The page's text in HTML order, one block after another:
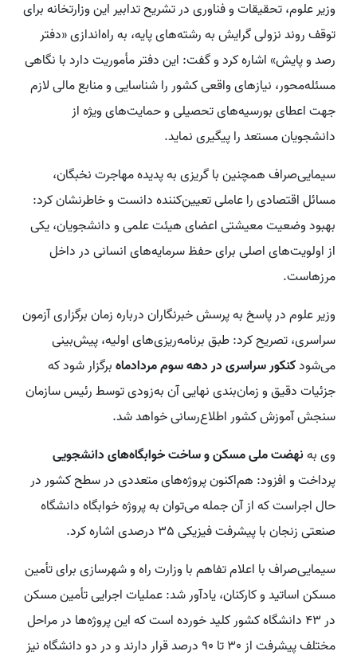
وزیر علوم، تحقیقات و فناوری در تشریح تدابیر این وزارتخانه برای
توقف روند نزولی گرایش به رشته‌های پایه، به راه‌اندازی «دفتر
رصد و پایش» اشاره کرد و گفت: این دفتر مأموریت دارد با نگاهی
مسئله‌محور، نیازهای واقعی کشور را شناسایی و منابع مالی لازم
جهت اعطای بورسیه‌های تحصیلی و حمایت‌های ویژه از
دانشجویان مستعد را پیگیری نماید.
سیمایی‌صراف همچنین با گریزی به پدیده مهاجرت نخبگان،
مسائل اقتصادی را عاملی تعیین‌کننده دانست و خاطرنشان کرد:
بهبود وضعیت معیشتی اعضای هیئت علمی و دانشجویان، یکی
از اولویت‌های اصلی برای حفظ سرمایه‌های انسانی در داخل
مرزهاست.
وزیر علوم در پاسخ به پرسش خبرنگاران درباره زمان برگزاری آزمون
سراسری، تصریح کرد: طبق برنامه‌ریزی‌های اولیه، پیش‌بینی
می‌شودکنکور سراسری در دهه سوم مردادماهبرگزار شود که
جزئیات دقیق و زمان‌بندی نهایی آن به‌زودی توسط رئیس سازمان
سنجش آموزش کشور اطلاع‌رسانی خواهد شد.
وی بهنهضت ملی مسکن و ساخت خوابگاه‌های دانشجویی
پرداخت و افزود: هم‌اکنون پروژه‌های متعددی در سطح کشور در
حال اجراست که از آن جمله می‌توان به پروژه خوابگاه دانشگاه
صنعتی زنجان با پیشرفت فیزیکی 35 درصدی اشاره کرد.
سیمایی‌صراف با اعلام تفاهم با وزارت راه و شهرسازی برای تأمین
مسکن اساتید و کارکنان، یادآور شد: عملیات اجرایی تأمین مسکن
در 43 دانشگاه کشور کلید خورده است که این پروژه‌ها در مراحل
مختلف پیشرفت از 30 تا 90 درصد قرار دارند و در دو دانشگاه نیز